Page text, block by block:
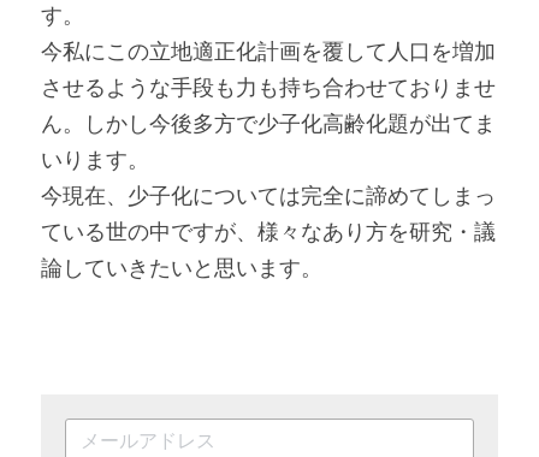
す。
今私にこの立地適正化計画を覆して人口を増加
させるような手段も力も持ち合わせておりませ
ん。しかし今後多方で少子化高齢化題が出てま
いります。
今現在、少子化については完全に諦めてしまっ
ている世の中ですが、様々なあり方を研究・議
論していきたいと思います。